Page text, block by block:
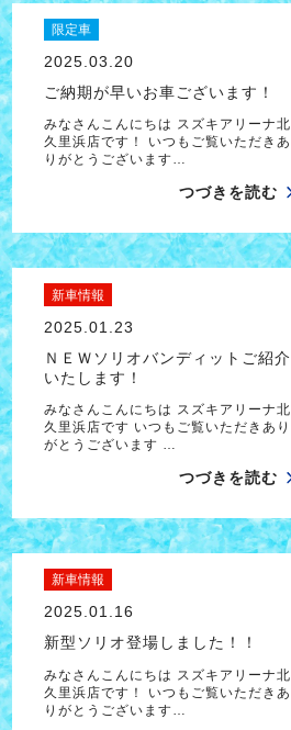
限定車
2025.03.20
ご納期が早いお車ございます！
みなさんこんにちは スズキアリーナ北
久里浜店です！ いつもご覧いただきあ
りがとうございます…
つづきを読む
新車情報
2025.01.23
ＮＥＷソリオバンディットご紹介
いたします！
みなさんこんにちは スズキアリーナ北
久里浜店です いつもご覧いただきあり
がとうございます …
つづきを読む
新車情報
2025.01.16
新型ソリオ登場しました！！
みなさんこんにちは スズキアリーナ北
久里浜店です！ いつもご覧いただきあ
りがとうございます…